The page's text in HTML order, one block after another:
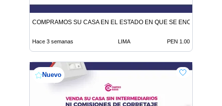
COMPRAMOS SU CASA EN EL ESTADO EN QUE SE ENCUENTRE
Hace 3 semanas LIMA PEN 1.00
Nuevo